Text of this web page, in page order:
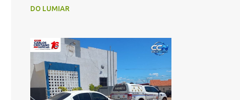
DO LUMIAR
discussão, o condutor da motocicleta teria
invadido a contramão e colidido
frontalmente com um carro. As
circunstâncias do acidente deverão ser
apuradas pelas autoridades competentes. ...